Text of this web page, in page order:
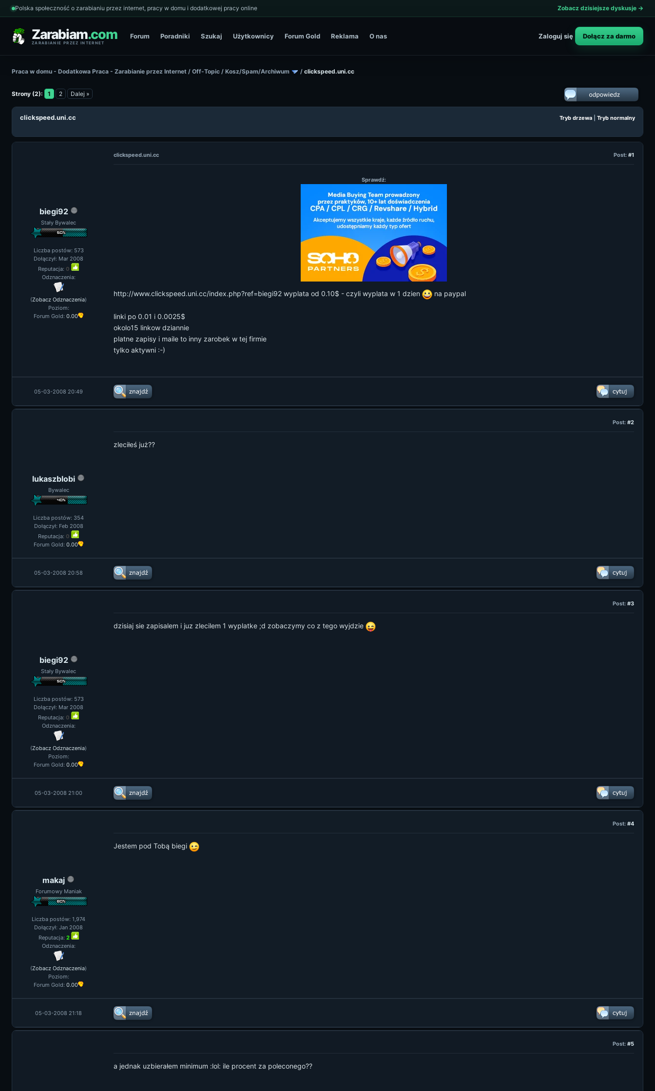
Polska społeczność o zarabianiu przez internet, pracy w domu i dodatkowej pracy online Zobacz dzisiejsze dyskusje →
Zarabiam.com
ZARABIANIE PRZEZ INTERNET
Forum Poradniki Szukaj Użytkownicy Forum Gold Reklama O nas Zaloguj się Dołącz za darmo
Praca w domu - Dodatkowa Praca - Zarabianie przez Internet / Off-Topic / Kosz/Spam/Archiwum / clickspeed.uni.cc
Strony (2): 1 2 Dalej »
Tryb drzewa Tryb normalny
clickspeed.uni.cc
biegi92
Stały Bywalec
Liczba postów: 573
Dołączył: Mar 2008
Reputacja: 0
Odznaczenia:
(Zobacz Odznaczenia)
Poziom:
Forum Gold: 0.00
Post: #1
clickspeed.uni.cc
Sprawdź:
http://www.clickspeed.uni.cc/index.php?ref=biegi92 wyplata od 0.10$ - czyli wyplata w 1 dzien na paypal
linki po 0.01 i 0.0025$
okolo15 linkow dziannie
platne zapisy i maile to inny zarobek w tej firmie
tylko aktywni :-)
05-03-2008 20:49
lukaszblobi
Bywalec
Liczba postów: 354
Dołączył: Feb 2008
Reputacja: 0
Forum Gold: 0.00
Post: #2
zleciłeś już??
05-03-2008 20:58
biegi92
Stały Bywalec
Liczba postów: 573
Dołączył: Mar 2008
Reputacja: 0
Odznaczenia:
(Zobacz Odznaczenia)
Poziom:
Forum Gold: 0.00
Post: #3
dzisiaj sie zapisalem i juz zlecilem 1 wyplatke ;d zobaczymy co z tego wyjdzie
05-03-2008 21:00
makaj
Forumowy Maniak
Liczba postów: 1,974
Dołączył: Jan 2008
Reputacja: 2
Odznaczenia:
(Zobacz Odznaczenia)
Poziom:
Forum Gold: 0.00
Post: #4
Jestem pod Tobą biegi
05-03-2008 21:18
Post: #5
a jednak uzbierałem minimum :lol: ile procent za poleconego??